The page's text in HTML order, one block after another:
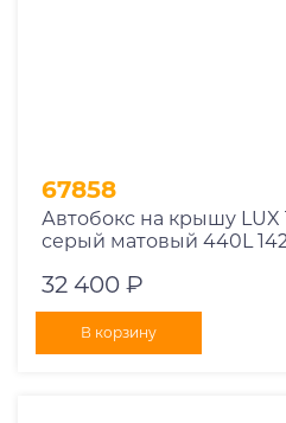
67858
Автобокс на крышу LUX
серый матовый 440L
32 400 ₽
В корзину